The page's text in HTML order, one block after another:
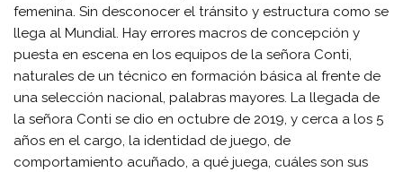
femenina. Sin desconocer el tránsito y estructura como se
llega al Mundial. Hay errores macros de concepción y
puesta en escena en los equipos de la señora Conti,
naturales de un técnico en formación básica al frente de
una selección nacional, palabras mayores. La llegada de
la señora Conti se dio en octubre de 2019, y cerca a los 5
años en el cargo, la identidad de juego, de
comportamiento acuñado, a qué juega, cuáles son sus